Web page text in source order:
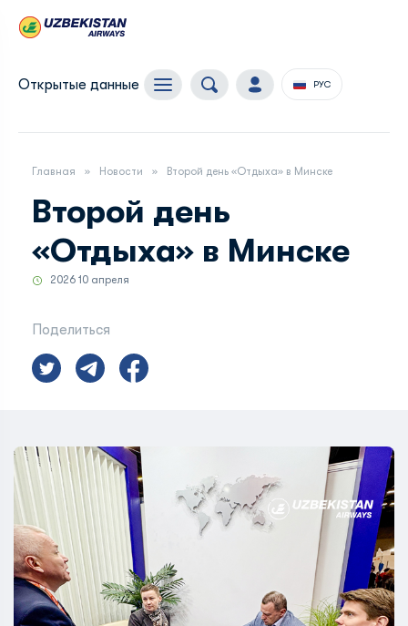
Открытые данные РУС
Главная Новости Второй день «Отдыха» в Минске
Второй день
«Отдыха» в Минске
2026 10 апреля
Поделиться